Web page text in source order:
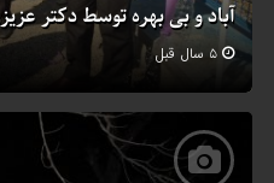
آباد و بی بهره توسط دکتر عزیزی- ۹ اسفند
۵ سال قبل